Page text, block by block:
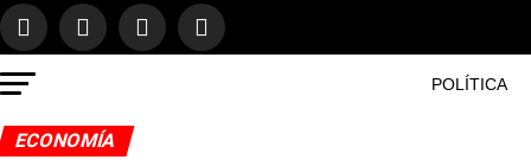
POLÍTICA
ECONOMÍA